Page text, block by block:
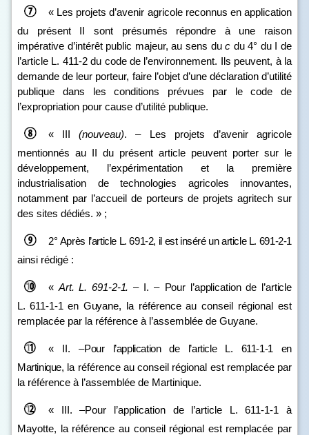
« Les projets d’avenir agricole reconnus en application
du présent II sont présumés répondre à une raison
impérative d’intérêt public majeur, au sens duc du 4° du I de
l’article L. 411‑2 du code de l’environnement. Ils peuvent, à la
demande de leur porteur, faire l’objet d’une déclaration d’utilité
publique dans les conditions prévues par le code de
l’expropriation pour cause d’utilité publique.
« III(nouveau). – Les projets d’avenir agricole
mentionnés au II du présent article peuvent porter sur le
développement, l’expérimentation et la première
industrialisation de technologies agricoles innovantes,
notamment par l’accueil de porteurs de projets agritech sur
des sites dédiés. » ;
2° Après l’article L. 691‑2, il est inséré un article L. 691‑2‑1
ainsi rédigé :
« Art. L. 691‑2‑1. – I. – Pour l’application de l’article
L. 611‑1‑1 en Guyane, la référence au conseil régional est
remplacée par la référence à l’assemblée de Guyane.
« II. –Pour l’application de l’article L. 611‑1‑1 en
Martinique, la référence au conseil régional est remplacée par
la référence à l’assemblée de Martinique.
« III. –Pour l’application de l’article L. 611‑1‑1 à
Mayotte, la référence au conseil régional est remplacée par